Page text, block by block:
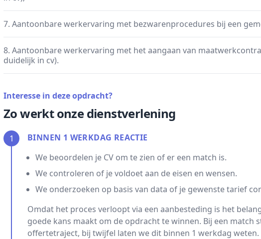
7. Aantoonbare werkervaring met bezwarenprocedures bij een
8. Aantoonbare werkervaring met het aangaan van
duidelijk in cv).
Interesse in deze opdracht?
Zo werkt onze dienstverlening
1
BINNEN 1 WERKDAG REACTIE
We beoordelen je CV om te zien of er een match is.
We controleren of je voldoet aan de eisen en wensen.
We onderzoeken op basis van data of je gewenste tarief
Omdat het proces verloopt via een aanbesteding is het
goede kans maakt om de opdracht te winnen. Bij een match
offertetraject, bij twijfel laten we dit binnen 1 werkdag weten.